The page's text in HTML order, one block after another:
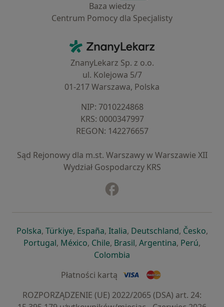
Baza wiedzy
Centrum Pomocy dla Specjalisty
ZnanyLekarz - Strona główna
ZnanyLekarz Sp. z o.o.
ul. Kolejowa 5/7
01-217 Warszawa, Polska
NIP: ⁠7010224868
KRS: ⁠0000347997
REGON: ⁠142276657
Sąd Rejonowy dla m.st. Warszawy w Warszawie XII
Wydział Gospodarczy KRS
Polskaotwiera się w nowej karcie
, Türkiyeotwiera się w nowej karcie
, Españaotwiera się w nowej karcie
, Italiaotwiera się w nowej
, Deutschlandotwiera się
, Česko,
Portugalotwiera się w nowej karcie
, Méxicootwiera się w nowej karcie
, Chileotwiera się w nowej karcie
, Brasilotwiera się w nowej
, Argentinaotwiera się
, Perú,
Colombia
Płatności kartą
ROZPORZĄDZENIE (UE) 2022/2065 (DSA) art. 24: